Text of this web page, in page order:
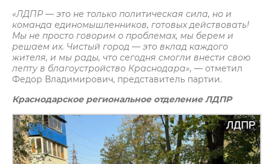
«ЛДПР — это не только политическая сила, но и
команда единомышленников, готовых действовать!
Мы не просто говорим о проблемах, мы берем и
решаем их. Чистый город — это вклад каждого
жителя, и мы рады, что сегодня смогли внести свою
лепту в благоустройство Краснодара», — отметил
Федор Владимирович, представитель партии.
Краснодарское региональное отделение ЛДПР